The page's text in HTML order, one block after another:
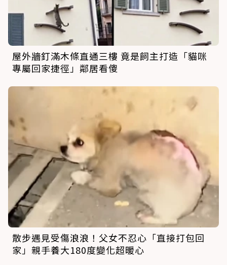
屋外牆釘滿木條直通三樓 竟是飼主打造「貓咪
專屬回家捷徑」鄰居看傻
散步遇見受傷浪浪！父女不忍心「直接打包回
家」親手養大180度變化超暖心